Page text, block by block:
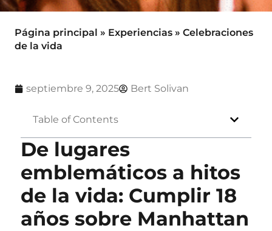
Página principal » Experiencias » Celebraciones
de la vida
septiembre 9, 2025 Bert Solivan
Table of Contents
De lugares
emblemáticos a hitos
de la vida: Cumplir 18
años sobre Manhattan